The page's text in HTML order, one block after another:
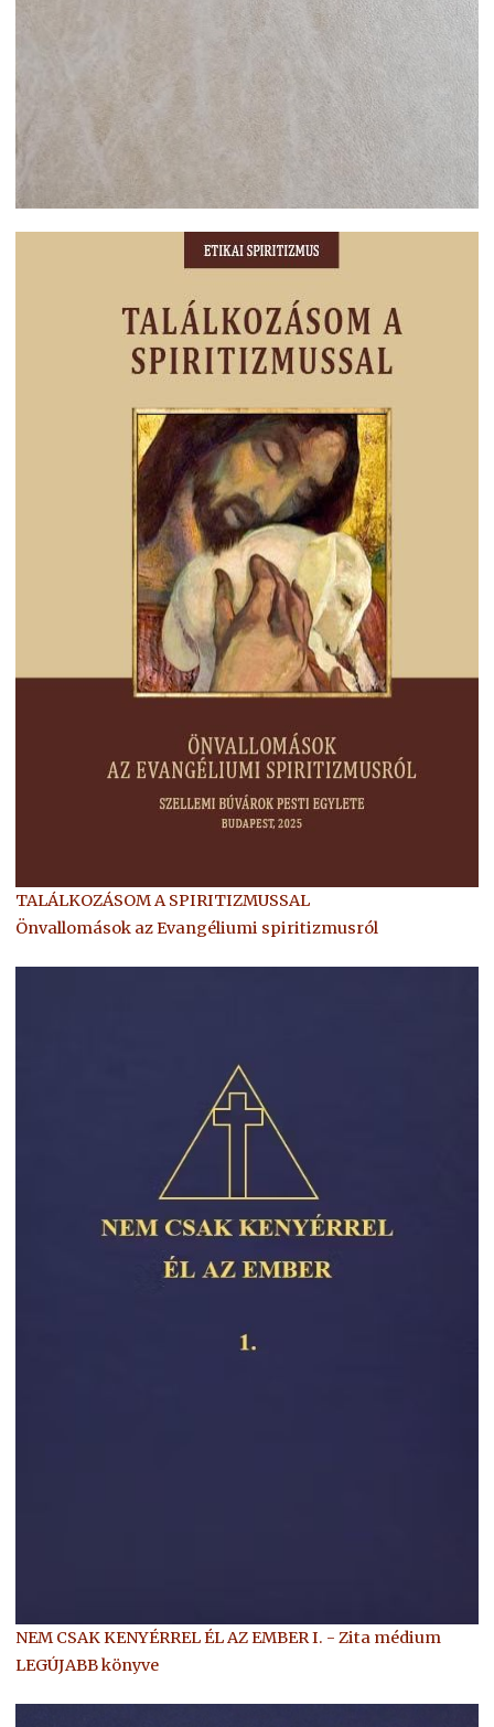
TALÁLKOZÁSOM A SPIRITIZMUSSAL
Önvallomások az Evangéliumi spiritizmusról
NEM CSAK KENYÉRREL ÉL AZ EMBER I. - Zita médium
LEGÚJABB könyve